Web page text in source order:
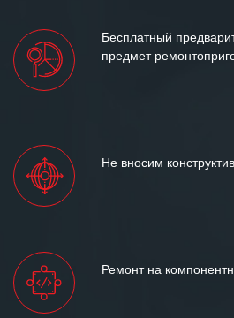
Бесплатный
предмет
Не вносим
Ремонт на